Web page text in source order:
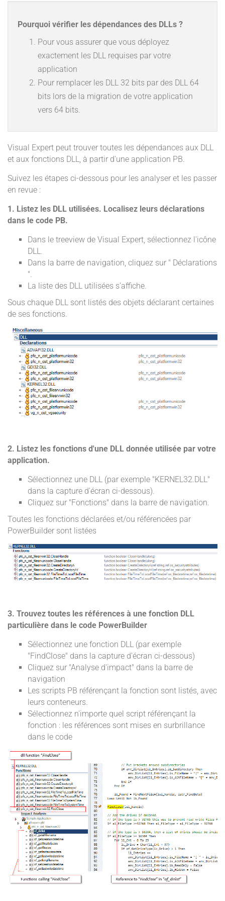
Pourquoi vérifier les dépendances des DLLs ?
Pour vous assurer que vous déployez
exactement les DLL requises par votre
application
Pour remplacer les DLL 32 bits par des DLL 64
bits lors de la migration de votre application
vers 64 bits.
Visual Expert peut trouver toutes les dépendances aux DLL
et aux fonctions DLL, à partir d'une application PB.
Suivez les étapes ci-dessous pour les analyser et les passer
en revue :
1. Listez les DLL utilisées. Localisez leurs déclarations
dans le code PB.
Dans le treeview de Visual Expert, sélectionnez l'icône
DLL.
Dans la barre de navigation, cliquez sur " Déclarations
".
La liste des DLL utilisées s'affiche.
Sous chaque DLL sont listés des objets déclarant certaines
de ses fonctions.
2. Listez les fonctions d'une DLL donnée utilisée par votre
application.
Sélectionnez une DLL (par exemple "KERNEL32.DLL"
dans la capture d'écran ci-dessous).
Cliquez sur "Fonctions" dans la barre de navigation.
Toutes les fonctions déclarées et/ou référencées par
PowerBuilder sont listées
3. Trouvez toutes les références à une fonction DLL
particulière dans le code PowerBuilder
Sélectionnez une fonction DLL (par exemple
"FindClose" dans la capture d'écran ci-dessous)
Cliquez sur "Analyse d'impact" dans la barre de
navigation
Les scripts PB référençant la fonction sont listés, avec
leurs conteneurs.
Sélectionnez n'importe quel script référençant la
fonction : les références sont mises en surbrillance
dans le code